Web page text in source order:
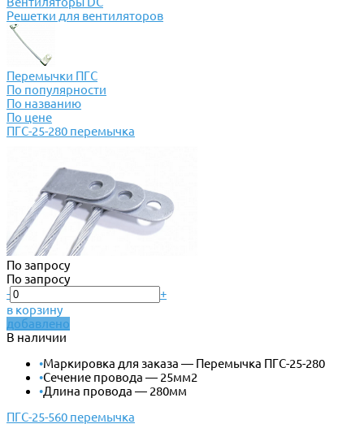
Решетки для вентиляторов
Перемычки ПГС
По популярности
По названию
По цене
ПГС-25-280 перемычка
По запросу
По запросу
-
+
в корзину
добавлено
В наличии
•Маркировка для заказа — Перемычка ПГС-25-280
•Сечение провода — 25мм2
•Длина провода — 280мм
ПГС-25-560 перемычка